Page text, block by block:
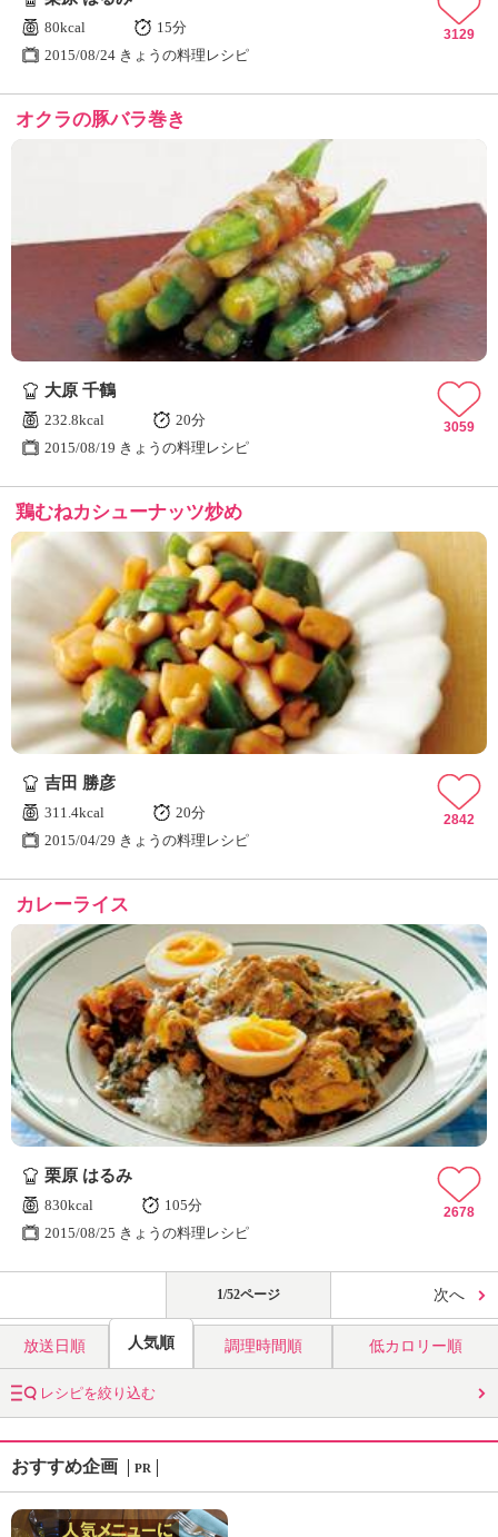
80kcal
15分
2015/08/24 きょうの料理レシピ
3129
オクラの豚バラ巻き
大原 千鶴
232.8kcal
20分
2015/08/19 きょうの料理レシピ
3059
鶏むねカシューナッツ炒め
吉田 勝彦
311.4kcal
20分
2015/04/29 きょうの料理レシピ
2842
カレーライス
栗原 はるみ
830kcal
105分
2015/08/25 きょうの料理レシピ
2678
1/52ページ 次へ
放送日順 人気順 調理時間順 低カロリー順
レシピを絞り込む
おすすめ企画 PR